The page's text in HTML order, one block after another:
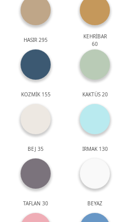
HASIR 295
KEHRİBAR
60
KOZMİK 155 KAKTÜS 20
BEJ 35 IRMAK 130
TAFLAN 30 BEYAZ